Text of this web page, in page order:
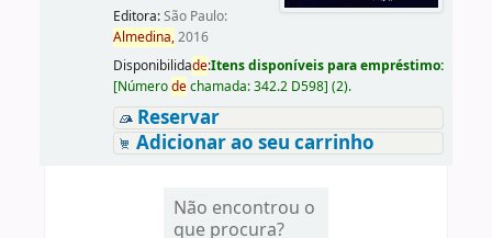
Editora:São Paulo:
Almedina,2016
Disponibilidade:Itens disponíveis para empréstimo:
[Númerodechamada:342.2 D598] (2).
Reservar
Adicionar ao seu carrinho
Não encontrou o
que procura?